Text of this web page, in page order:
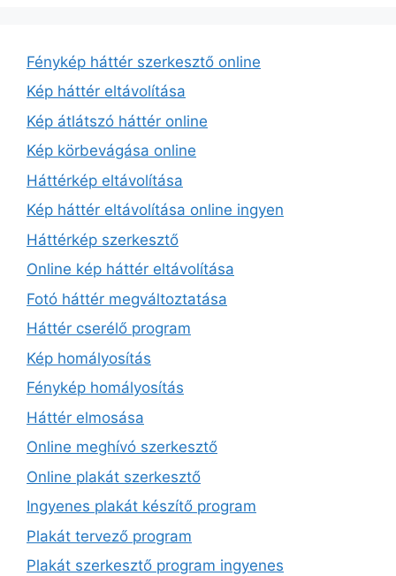
Fénykép háttér szerkesztő online
Kép háttér eltávolítása
Kép átlátszó háttér online
Kép körbevágása online
Háttérkép eltávolítása
Kép háttér eltávolítása online ingyen
Háttérkép szerkesztő
Online kép háttér eltávolítása
Fotó háttér megváltoztatása
Háttér cserélő program
Kép homályosítás
Fénykép homályosítás
Háttér elmosása
Online meghívó szerkesztő
Online plakát szerkesztő
Ingyenes plakát készítő program
Plakát tervező program
Plakát szerkesztő program ingyenes